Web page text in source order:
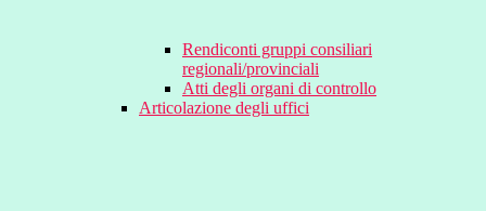
Rendiconti gruppi consiliari
regionali/provinciali
Atti degli organi di controllo
Articolazione degli uffici